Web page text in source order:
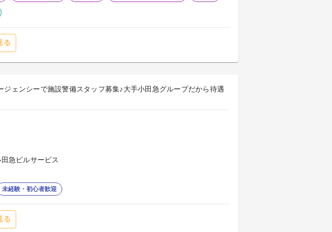
る
ェンシーで施設警備スタッフ募集♪大手小田急グループだから待遇
急ビルサービス
未経験・初心者歓迎
る